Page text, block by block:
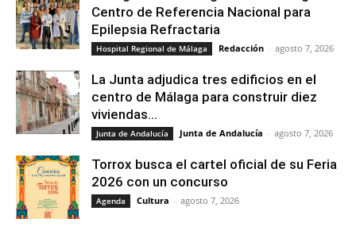
Centro de Referencia Nacional para
Epilepsia Refractaria
Hospital Regional de Málaga Redacción - agosto 7, 2026
La Junta adjudica tres edificios en el
centro de Málaga para construir diez
viviendas...
Junta de Andalucía Junta de Andalucía - agosto 7, 2026
Torrox busca el cartel oficial de su Feria
2026 con un concurso
Agenda Cultura - agosto 7, 2026